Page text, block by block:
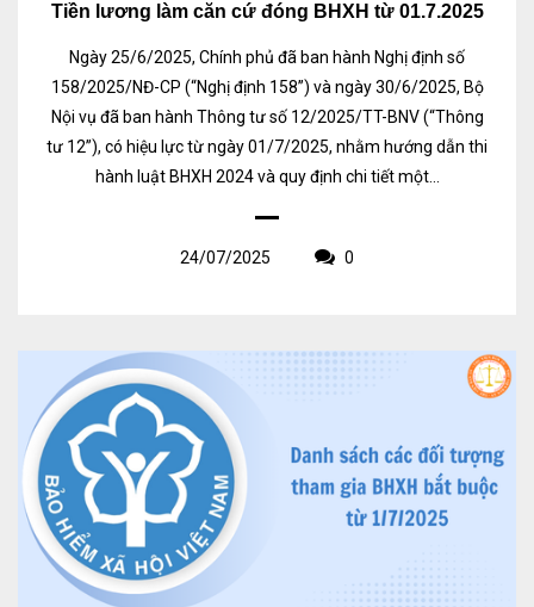
Tiền lương làm căn cứ đóng BHXH từ 01.7.2025
Ngày 25/6/2025, Chính phủ đã ban hành Nghị định số
158/2025/NĐ-CP (“Nghị định 158”) và ngày 30/6/2025, Bộ
Nội vụ đã ban hành Thông tư số 12/2025/TT-BNV (“Thông
tư 12”), có hiệu lực từ ngày 01/7/2025, nhằm hướng dẫn thi
hành luật BHXH 2024 và quy định chi tiết một...
24/07/2025 0